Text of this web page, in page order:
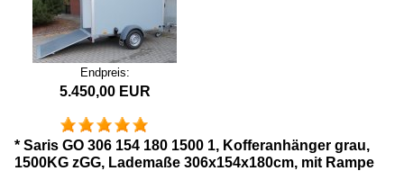
Endpreis:
5.450,00 EUR
* Saris GO 306 154 180 1500 1, Kofferanhänger grau,
1500KG zGG, Lademaße 306x154x180cm, mit Rampe